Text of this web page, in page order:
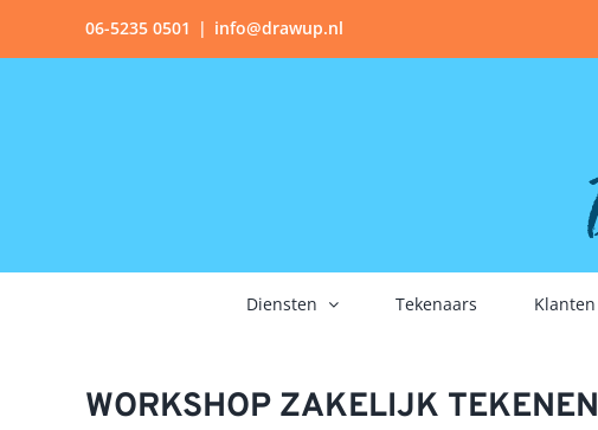
06-5235 0501 | info@drawup.nl
Diensten Tekenaars Klanten
WORKSHOP ZAKELIJK TEKENEN